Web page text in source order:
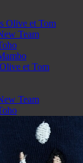
Olive et Tom
Team
et Tom
Team